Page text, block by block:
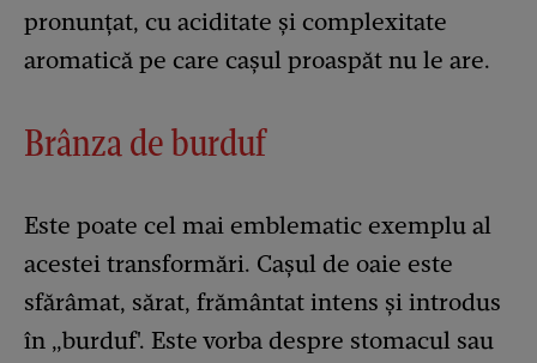
pronunțat, cu aciditate și complexitate
aromatică pe care cașul proaspăt nu le are.
Brânza de burduf
Este poate cel mai emblematic exemplu al
acestei transformări. Cașul de oaie este
sfărâmat, sărat, frământat intens și introdus
în „burduf'. Este vorba despre stomacul sau